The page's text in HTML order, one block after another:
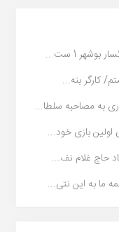
1 ست...
کارگر بنه‌...
به مصاحبه سلطا...
بازی خود...
حاج غلام نف...
ما به این نتی...